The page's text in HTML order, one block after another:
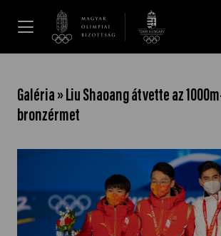
Dakar 2026
Galéria » Liu Shaoang átvette az
bronzérmet